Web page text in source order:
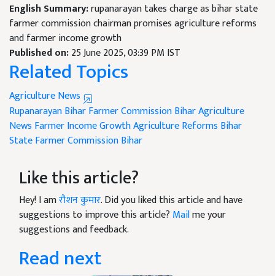
English Summary:rupanarayan takes charge as bihar state
farmer commission chairman promises agriculture reforms
and farmer income growth
Published on:25 June 2025, 03:39 PM IST
Related Topics
Agriculture News
RupanarayanBihar Farmer CommissionBihar Agriculture
News Farmer Income GrowthAgriculture Reforms Bihar
State Farmer Commission Bihar
Like this article?
Hey! I amरौशन कुमार. Did you liked this article and have
suggestions to improve this article? Mailme your
suggestions and feedback.
Read next